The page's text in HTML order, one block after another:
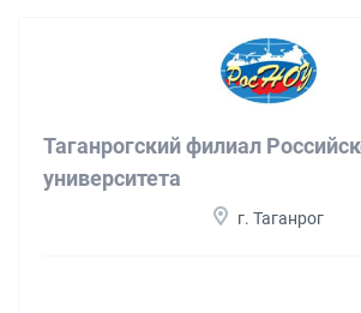
Таганрогский филиал
университета
г. Таганрог